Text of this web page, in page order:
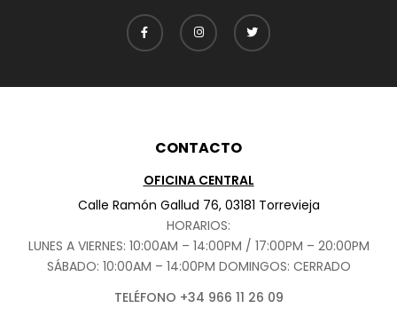
CONTACTO
OFICINA CENTRAL
Calle Ramón Gallud 76, 03181 Torrevieja
HORARIOS:
LUNES A VIERNES: 10:00AM – 14:00PM / 17:00PM – 20:00PM
SÁBADO: 10:00AM – 14:00PM DOMINGOS: CERRADO
TELÉFONO +34 966 11 26 09